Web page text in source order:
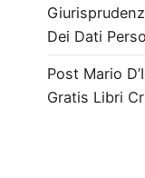
Dei Dati
Post Mario
Gratis Libri